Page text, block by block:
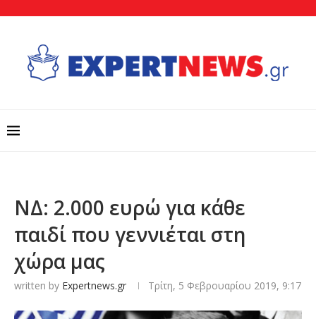
ΝΔ: 2.000 ευρώ για κάθε
παιδί που γεννιέται στη
χώρα μας
written by Expertnews.gr Τρίτη, 5 Φεβρουαρίου 2019, 9:17